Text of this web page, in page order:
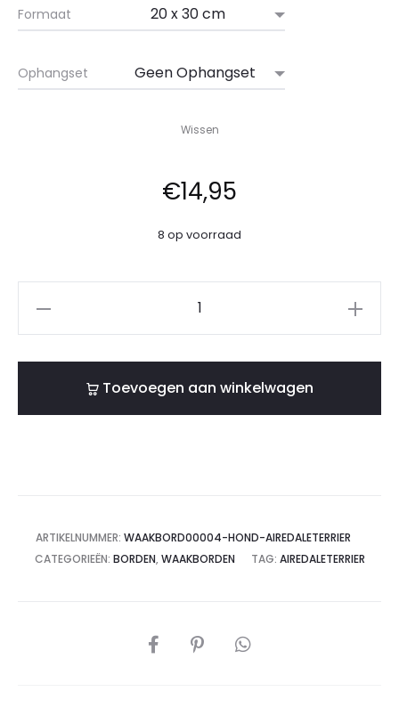
Formaat
Ophangset
Wissen
€14,95
8 op voorraad
Toevoegen aan winkelwagen
ARTIKELNUMMER: WAAKBORD00004-HOND-AIREDALETERRIER
CATEGORIEËN: BORDEN, WAAKBORDEN TAG: AIREDALETERRIER